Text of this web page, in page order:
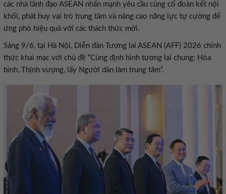
các nhà lãnh đạo ASEAN nhấn mạnh yêu cầu củng cố đoàn kết nội
khối, phát huy vai trò trung tâm và nâng cao năng lực tự cường để
ứng phó hiệu quả với các thách thức mới.
Sáng 9/6, tại Hà Nội, Diễn đàn Tương lai ASEAN (AFF) 2026 chính
thức khai mạc với chủ đề “Cùng định hình tương lai chung: Hòa
bình, Thịnh vượng, lấy Người dân làm trung tâm”.